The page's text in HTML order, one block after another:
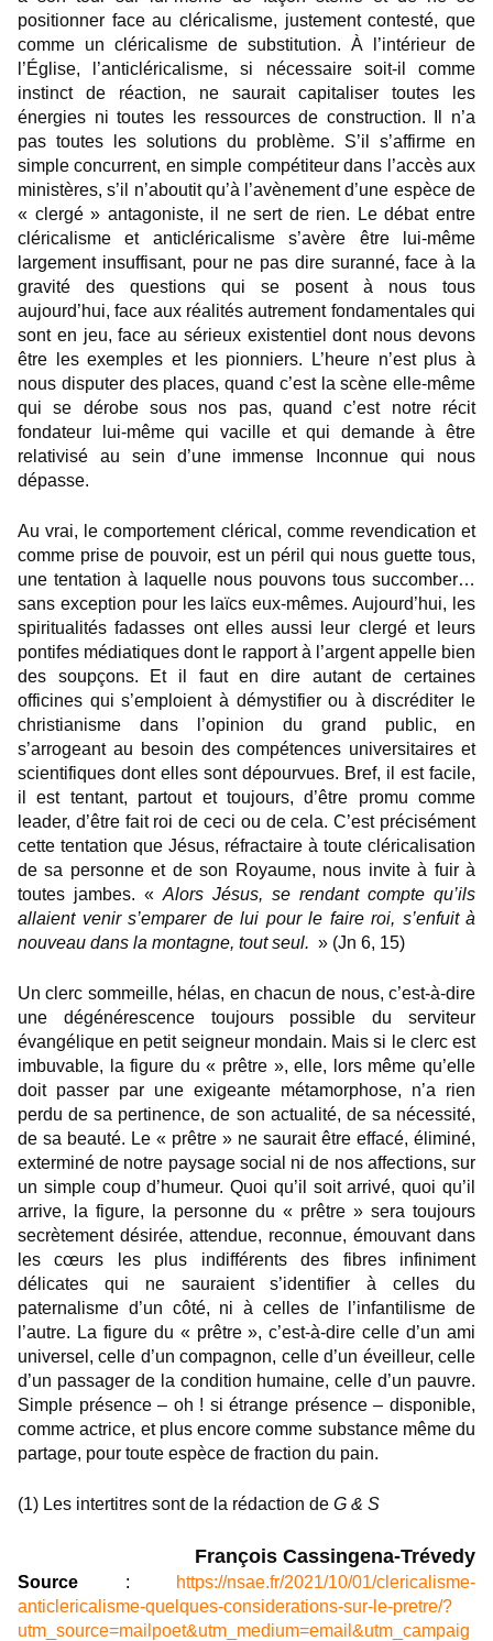
positionner face au cléricalisme, justement contesté, que
comme un cléricalisme de substitution. À l’intérieur de
l’Église, l’anticléricalisme, si nécessaire soit-il comme
instinct de réaction, ne saurait capitaliser toutes les
énergies ni toutes les ressources de construction. Il n’a
pas toutes les solutions du problème. S’il s’affirme en
simple concurrent, en simple compétiteur dans l’accès aux
ministères, s’il n’aboutit qu’à l’avènement d’une espèce de
« clergé » antagoniste, il ne sert de rien. Le débat entre
cléricalisme et anticléricalisme s’avère être lui-même
largement insuffisant, pour ne pas dire suranné, face à la
gravité des questions qui se posent à nous tous
aujourd’hui, face aux réalités autrement fondamentales qui
sont en jeu, face au sérieux existentiel dont nous devons
être les exemples et les pionniers. L’heure n’est plus à
nous disputer des places, quand c’est la scène elle-même
qui se dérobe sous nos pas, quand c’est notre récit
fondateur lui-même qui vacille et qui demande à être
relativisé au sein d’une immense Inconnue qui nous
dépasse.
Au vrai, le comportement clérical, comme revendication et
comme prise de pouvoir, est un péril qui nous guette tous,
une tentation à laquelle nous pouvons tous succomber…
sans exception pour les laïcs eux-mêmes. Aujourd’hui, les
spiritualités fadasses ont elles aussi leur clergé et leurs
pontifes médiatiques dont le rapport à l’argent appelle bien
des soupçons. Et il faut en dire autant de certaines
officines qui s’emploient à démystifier ou à discréditer le
christianisme dans l’opinion du grand public, en
s’arrogeant au besoin des compétences universitaires et
scientifiques dont elles sont dépourvues. Bref, il est facile,
il est tentant, partout et toujours, d’être promu comme
leader, d’être fait roi de ceci ou de cela. C’est précisément
cette tentation que Jésus, réfractaire à toute cléricalisation
de sa personne et de son Royaume, nous invite à fuir à
toutes jambes. « Alors Jésus, se rendant compte qu’ils
allaient venir s’emparer de lui pour le faire roi, s’enfuit à
nouveau dans la montagne, tout seul. » (Jn 6, 15)
Un clerc sommeille, hélas, en chacun de nous, c’est-à-dire
une dégénérescence toujours possible du serviteur
évangélique en petit seigneur mondain. Mais si le clerc est
imbuvable, la figure du « prêtre », elle, lors même qu’elle
doit passer par une exigeante métamorphose, n’a rien
perdu de sa pertinence, de son actualité, de sa nécessité,
de sa beauté. Le « prêtre » ne saurait être effacé, éliminé,
exterminé de notre paysage social ni de nos affections, sur
un simple coup d’humeur. Quoi qu’il soit arrivé, quoi qu’il
arrive, la figure, la personne du « prêtre » sera toujours
secrètement désirée, attendue, reconnue, émouvant dans
les cœurs les plus indifférents des fibres infiniment
délicates qui ne sauraient s’identifier à celles du
paternalisme d’un côté, ni à celles de l’infantilisme de
l’autre. La figure du « prêtre », c’est-à-dire celle d’un ami
universel, celle d’un compagnon, celle d’un éveilleur, celle
d’un passager de la condition humaine, celle d’un pauvre.
Simple présence – oh ! si étrange présence – disponible,
comme actrice, et plus encore comme substance même du
partage, pour toute espèce de fraction du pain.
(1) Les intertitres sont de la rédaction de G & S
François Cassingena-Trévedy
Source :
https://nsae.fr/2021/10/01/clericalisme-
anticlericalisme-quelques-considerations-sur-le-pretre/?
utm_source=mailpoet&utm_medium=email&utm_campaig